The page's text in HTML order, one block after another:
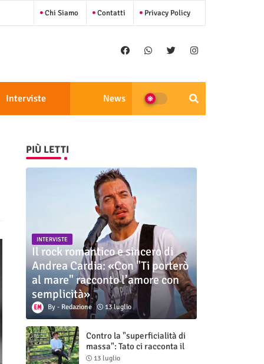
Chi Siamo Contatti Privacy Policy
Interviste News
PIÙ LETTI
INTERVISTE
Il rock romantico e sincero di
Andrea Cardia: «Con "Ti porterò
al mare" racconto l’amore con
semplicità»
Redazione 13 luglio
Contro la "superficialità di
massa": Tato ci racconta il
nuovo singolo "Vuoti digitali"
13 luglio